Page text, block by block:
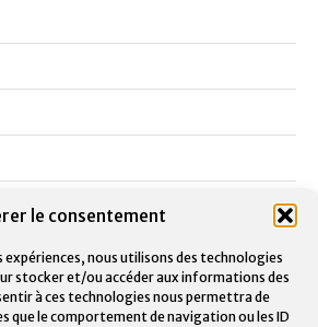
le consentement
nous utilisons des technologies
stocker et/ou accéder aux informations des
à ces technologies nous permettra de
que le comportement de navigation ou les ID